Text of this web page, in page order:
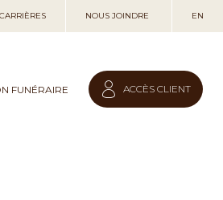
CARRIÈRES NOUS JOINDRE EN
FUNÉRAIRE ACCÈS CLIENT